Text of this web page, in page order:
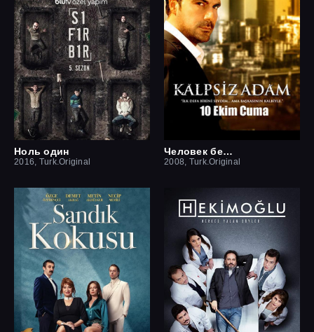
Ноль один
2016, Turk.Original
Человек без сердца
2008, Turk.Original